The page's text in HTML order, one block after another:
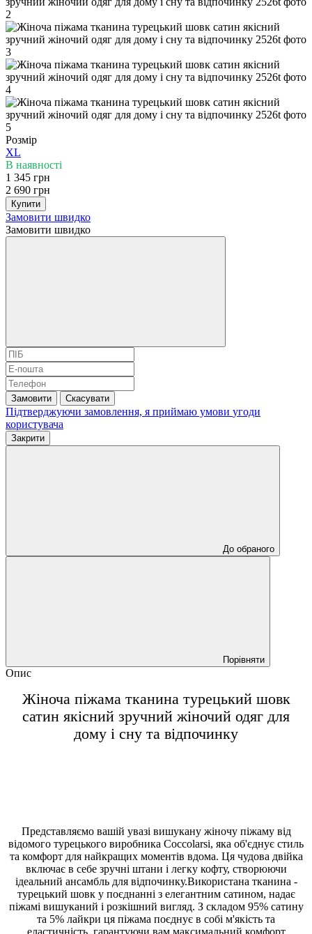
Розмір
XL
В наявності
1 345 грн
2 690 грн
Купити
Замовити швидко
Замовити швидко
Замовити Скасувати
Підтверджуючи замовлення, я приймаю умови угоди
користувача
Закрити
До обраного
Порівняти
Опис
Жіноча піжама тканина турецький шовк
сатин якісний зручний жіночий одяг для
дому і сну та відпочинку
Представляємо вашій увазі вишукану жіночу піжаму від
відомого турецького виробника Coccolarsi, яка об'єднує стиль
та комфорт для найкращих моментів вдома. Ця чудова двійка
включає в себе зручні штани і легку кофту, створюючи
ідеальний ансамбль для відпочинку.Використана тканина -
турецький шовк у поєднанні з елегантним сатином, надає
піжамі вишуканий і розкішний вигляд. З складом 95% сатину
та 5% лайкри ця піжама поєднує в собі м'якість та
еластичність, гарантуючи вам максимальний комфорт